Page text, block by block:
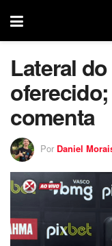
Lateral
comenta
Por Daniel